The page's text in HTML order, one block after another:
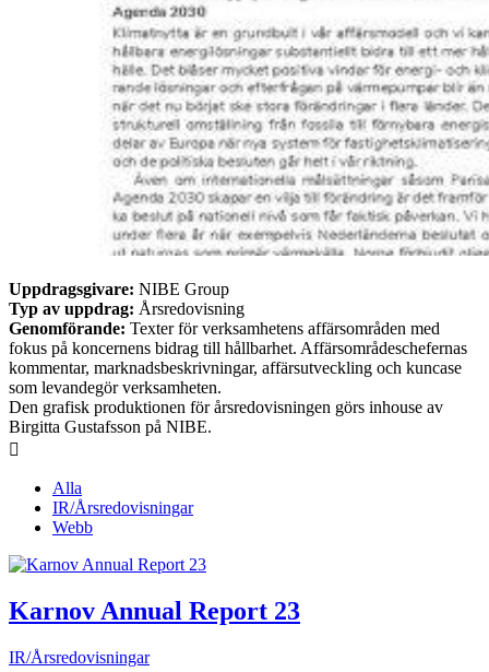
Uppdragsgivare: NIBE Group
Typ av uppdrag: Årsredovisning
Genomförande: Texter för verksamhetens affärsområden med
fokus på koncernens bidrag till hållbarhet. Affärsområdeschefernas
kommentar, marknadsbeskrivningar, affärsutveckling och kuncase
som levandegör verksamheten.
Den grafisk produktionen för årsredovisningen görs inhouse av
Birgitta Gustafsson på NIBE.

Alla
IR/Årsredovisningar
Webb
Karnov Annual Report 23
IR/Årsredovisningar